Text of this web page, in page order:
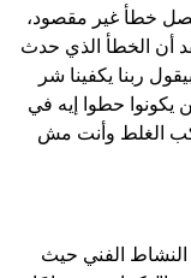
حصل خطأ غير مقصود،
أن الخطأ الذي حدث
ربنا يكفينا شر
يكونوا حطوا إيه في
الغلط وأنت مش
الفني حيث